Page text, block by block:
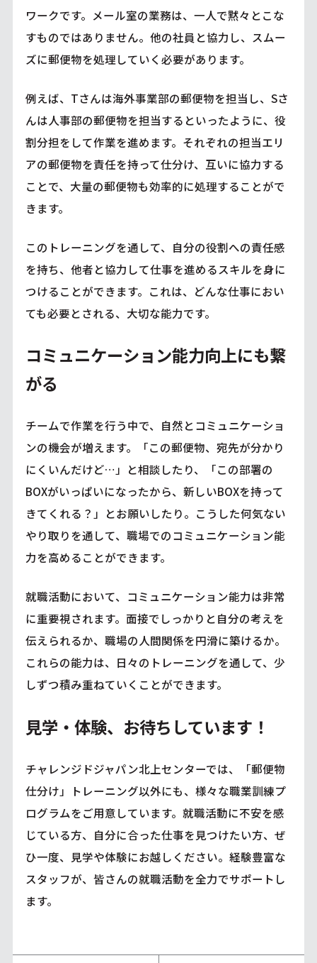
ワークです。メール室の業務は、一人で黙々とこな
すものではありません。他の社員と協力し、スムー
ズに郵便物を処理していく必要があります。
例えば、Tさんは海外事業部の郵便物を担当し、Sさ
んは人事部の郵便物を担当するといったように、役
割分担をして作業を進めます。それぞれの担当エリ
アの郵便物を責任を持って仕分け、互いに協力する
ことで、大量の郵便物も効率的に処理することがで
きます。
このトレーニングを通して、自分の役割への責任感
を持ち、他者と協力して仕事を進めるスキルを身に
つけることができます。これは、どんな仕事におい
ても必要とされる、大切な能力です。
コミュニケーション能力向上にも繋
がる
チームで作業を行う中で、自然とコミュニケーショ
ンの機会が増えます。「この郵便物、宛先が分かり
にくいんだけど…」と相談したり、「この部署の
BOXがいっぱいになったから、新しいBOXを持って
きてくれる？」とお願いしたり。こうした何気ない
やり取りを通して、職場でのコミュニケーション能
力を高めることができます。
就職活動において、コミュニケーション能力は非常
に重要視されます。面接でしっかりと自分の考えを
伝えられるか、職場の人間関係を円滑に築けるか。
これらの能力は、日々のトレーニングを通して、少
しずつ積み重ねていくことができます。
見学・体験、お待ちしています！
チャレンジドジャパン北上センターでは、「郵便物
仕分け」トレーニング以外にも、様々な職業訓練プ
ログラムをご用意しています。就職活動に不安を感
じている方、自分に合った仕事を見つけたい方、ぜ
ひ一度、見学や体験にお越しください。経験豊富な
スタッフが、皆さんの就職活動を全力でサポートし
ます。